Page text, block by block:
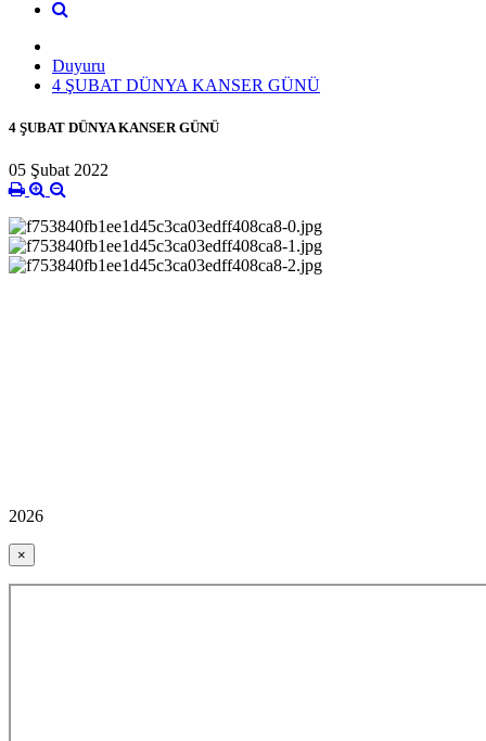
Duyuru
4 ŞUBAT DÜNYA KANSER GÜNÜ
4 ŞUBAT DÜNYA KANSER GÜNÜ
05 Şubat 2022
2026
×